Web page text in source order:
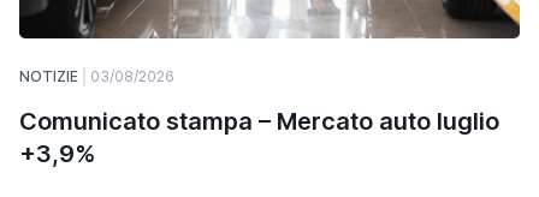
NOTIZIE 03/08/2026
Comunicato stampa – Mercato auto luglio
+3,9%